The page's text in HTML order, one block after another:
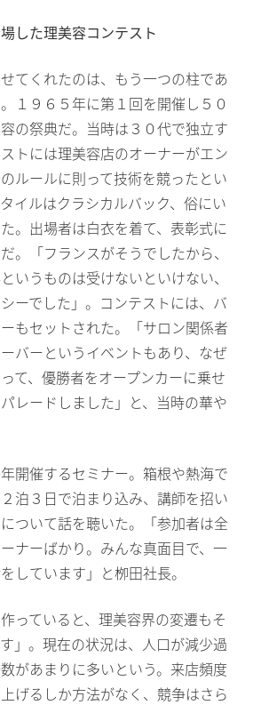
した理美容コンテスト
てくれたのは、もう一つの柱であ
１９６５年に第１回を開催し５０
の祭典だ。当時は３０代で独立す
トには理美容店のオーナーがエン
ルールに則って技術を競ったとい
イルはクラシカルバック、俗にい
。出場者は白衣を着て、表彰式に
。「フランスがそうでしたから、
いうものは受けないといけない、
ーでした」。コンテストには、バ
もセットされた。「サロン関係者
バーというイベントもあり、なぜ
て、優勝者をオープンカーに乗せ
レードしました」と、当時の華や
開催するセミナー。箱根や熱海で
泊３日で泊まり込み、講師を招い
ついて話を聴いた。「参加者は全
ナーばかり。みんな真面目で、一
しています」と栁田社長。
っていると、理美容界の変遷もそ
」。現在の状況は、人口が減少過
があまりに多いという。来店頻度
げるしか方法がなく、競争はさら